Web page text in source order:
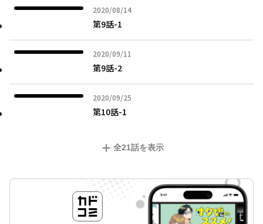
2020/08/14
2020年08月14日
第9話-1
2020/09/11
2020年09月11日
第9話-2
2020/09/25
2020年09月25日
第10話-1
全21話を表示